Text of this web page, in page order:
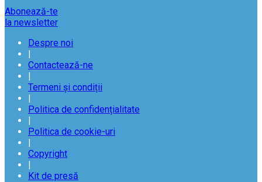
Abonează-te
la newsletter
Despre noi
|
Contactează-ne
|
Termeni și condiții
|
Politica de confidențialitate
|
Politica de cookie-uri
|
Copyright
|
Kit de presă